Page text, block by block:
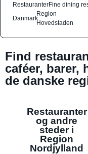
RestauranterFine dining
Danmark
Region
Hovedstaden
Find
caféer, barer,
de danske
Restauranter
og andre
steder i
Region
Nordjylland